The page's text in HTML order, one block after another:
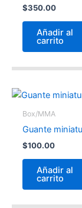
$350.00
Añadir al
carrito
Box/MMA
Guante
$100.00
Añadir al
carrito